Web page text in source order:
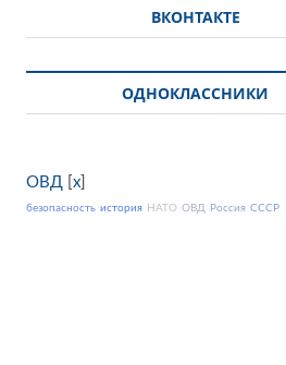
ВКОНТАКТЕ
ОДНОКЛАССНИКИ
ОВД x
безопасность история НАТО ОВД Россия СССР